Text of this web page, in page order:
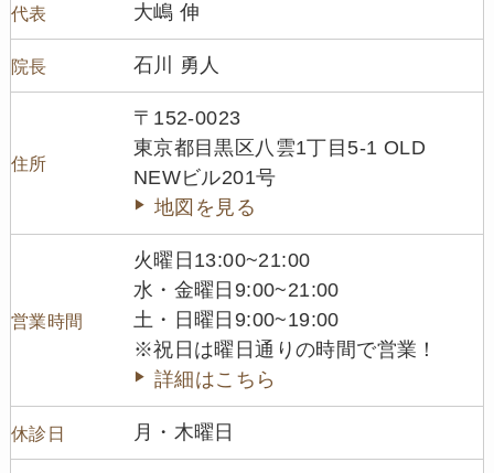
代表 大嶋 伸
院長 石川 勇人
住所
〒152-0023
東京都目黒区八雲1丁目5-1 OLD
NEWビル201号
地図を見る
営業時間
火曜日13:00~21:00
水・金曜日9:00~21:00
土・日曜日9:00~19:00
※祝日は曜日通りの時間で営業！
詳細はこちら
休診日 月・木曜日